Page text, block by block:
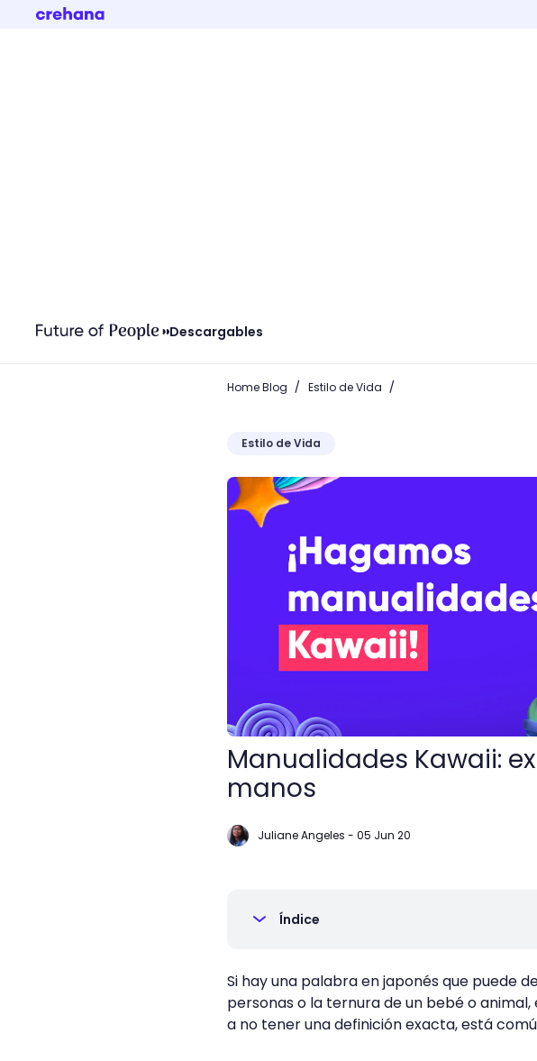
Descargables
Home Blog / Estilo de Vida /
Estilo de Vida
Manualidades Kawaii: expresa lo tierno con
Manualidades Kawaii:
manos
Juliane Angeles - 05 Jun 20
Índice
Si hay una palabra en japonés que puede
personas o la ternura de un bebé o animal,
a no tener una definición exacta, está